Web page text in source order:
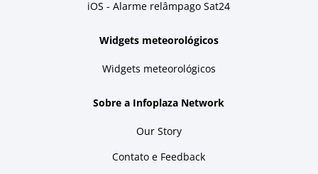
iOS - Alarme relâmpago Sat24
Widgets meteorológicos
Widgets meteorológicos
Sobre a Infoplaza Network
Our Story
Contato e Feedback